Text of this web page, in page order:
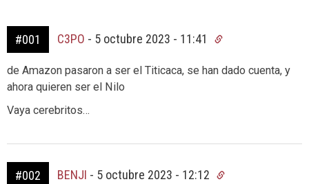
#001 C3PO - 5 octubre 2023 - 11:41
de Amazon pasaron a ser el Titicaca, se han dado cuenta, y
ahora quieren ser el Nilo
Vaya cerebritos…
#002 BENJI - 5 octubre 2023 - 12:12